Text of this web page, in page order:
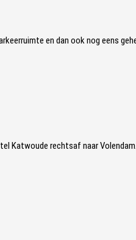
en dan ook nog eens
Katwoude rechtsaf naar Volendam.